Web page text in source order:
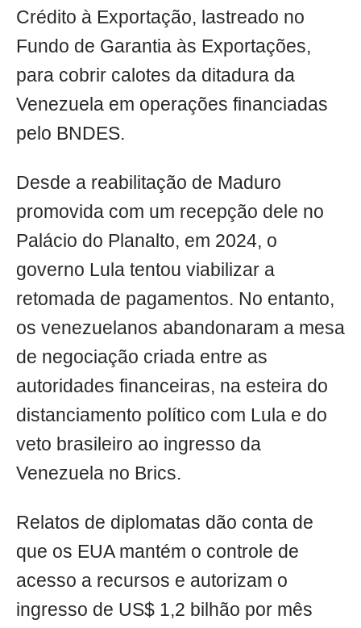
Crédito à Exportação, lastreado no
Fundo de Garantia às Exportações,
para cobrir calotes da ditadura da
Venezuela em operações financiadas
pelo BNDES.
Desde a reabilitação de Maduro
promovida com um recepção dele no
Palácio do Planalto, em 2024, o
governo Lula tentou viabilizar a
retomada de pagamentos. No entanto,
os venezuelanos abandonaram a mesa
de negociação criada entre as
autoridades financeiras, na esteira do
distanciamento político com Lula e do
veto brasileiro ao ingresso da
Venezuela no Brics.
Relatos de diplomatas dão conta de
que os EUA mantém o controle de
acesso a recursos e autorizam o
ingresso de US$ 1,2 bilhão por mês